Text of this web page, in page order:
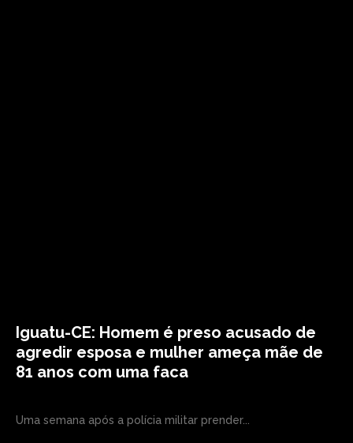
Iguatu-CE: Homem é preso acusado de
agredir esposa e mulher ameça mãe de
81 anos com uma faca
Uma semana após a polícia militar prender...